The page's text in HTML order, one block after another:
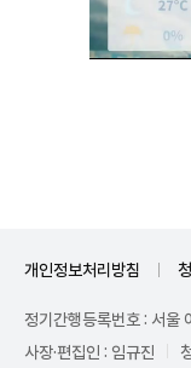
개인정보처리방침
정기간행등록번호 : 서
사장·편집인 : 임규진